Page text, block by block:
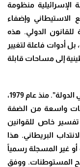
الإسرائيلية منظومة
الاستيطاني وإضفاء
للقانون الدولي. هذه
أدوات فاعلة لتغيير
إلى مساحات قابلة
من أبرز هذه الأطر ما يُعرف بسياسة “أراضي الدولة”. منذ عام 1979،
واسعة من الضفة
تفسير خاص للقوانين
البريطاني. هذا
أو غير المسجلة رسمياً
المستوطنات. ووفق